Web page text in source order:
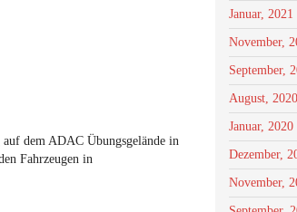
dem ADAC Übungsgelände in
Fahrzeugen in
Januar, 2021
November,
September,
August, 2020
Januar, 2020
Dezember,
November,